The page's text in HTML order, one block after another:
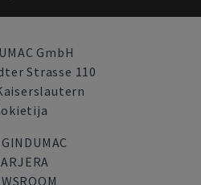
GmbH
Strasse 110